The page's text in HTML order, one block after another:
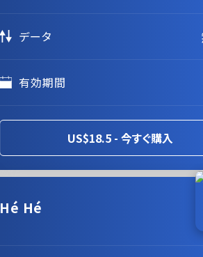
データ
有効期間
US$18.5 - 今すぐ購入
Hé Hé